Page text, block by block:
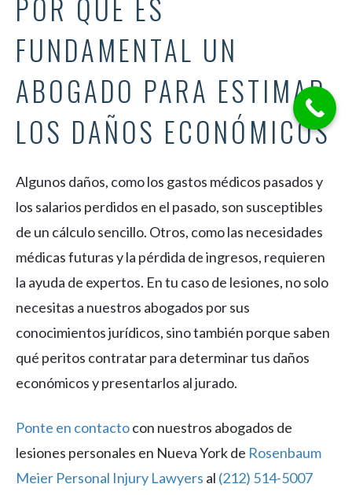
POR QUÉ ES
FUNDAMENTAL UN
ABOGADO PARA ESTIMAR
LOS DAÑOS ECONÓMICOS
Algunos daños, como los gastos médicos pasados y
los salarios perdidos en el pasado, son susceptibles
de un cálculo sencillo. Otros, como las necesidades
médicas futuras y la pérdida de ingresos, requieren
la ayuda de expertos. En tu caso de lesiones, no solo
necesitas a nuestros abogados por sus
conocimientos jurídicos, sino también porque saben
qué peritos contratar para determinar tus daños
económicos y presentarlos al jurado.
Ponte en contactocon nuestros abogados de
lesiones personales en Nueva York de Rosenbaum
Meier Personal Injury Lawyers al (212) 514-5007